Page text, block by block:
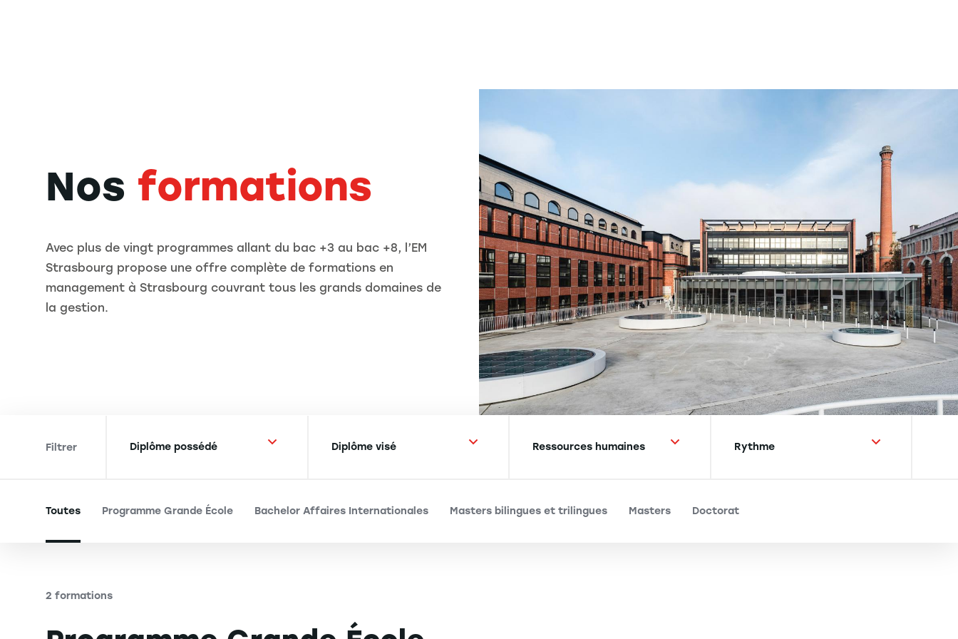
Nos formations
Avec plus de vingt programmes allant du bac +3 au bac +8, l’EM
Strasbourg propose une offre complète de formations en
management à Strasbourg couvrant tous les grands domaines de
la gestion.
Filtrer
Toutes Programme Grande École Bachelor Affaires Internationales Masters bilingues et trilingues Masters Doctorat
2 formations